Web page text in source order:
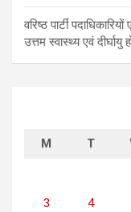
वरिष्ठ पार्टी
उत्तम स्वास्थ्य एवं
M T
3 4